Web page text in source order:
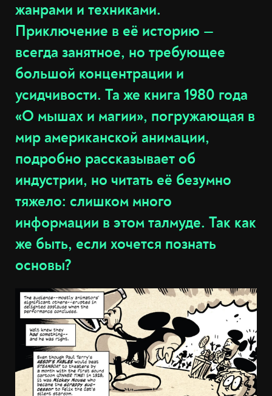
жанрами и техниками.
Приключение в её историю —
всегда занятное, но требующее
большой концентрации и
усидчивости. Та же книга 1980 года
«О мышах и магии», погружающая в
мир американской анимации,
подробно рассказывает об
индустрии, но читать её безумно
тяжело: слишком много
информации в этом талмуде. Так как
же быть, если хочется познать
основы?